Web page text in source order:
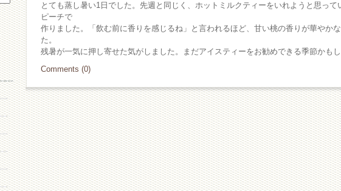
とても蒸し暑い1日でした。先週と同じく、ホットミルクティーをいれようと思っ
ピーチで
作りました。「飲む前に香りを感じるね」と言われるほど、甘い桃の香りが華やか
た。
残暑が一気に押し寄せた気がしました。まだアイスティーをお勧めできる季節かもし
Comments (0)